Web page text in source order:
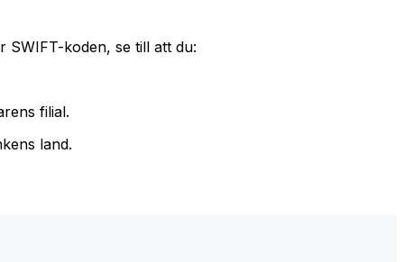
koden, se till att du:
filial.
land.